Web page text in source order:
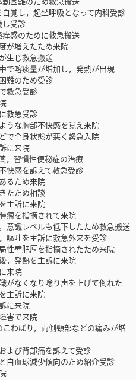
覚し，起坐呼吸となって内科受診
受診
感のために救急搬送
が増えたため来院
生じ救急搬送
喀痰量が増加し，発熱が出現
難のため受診
救急受診
救急受診
うな胸部不快感を覚え来院
で全身状態が悪く緊急入院
に来院
，習慣性便秘症の治療
快感を訴えて救急受診
るため来院
たため相談
主訴に来院
瘤を指摘されて来院
識レベルも低下したため救急搬送
嘔吐を主訴に救急外来を受診
壁肥厚を指摘されたため来院
，発熱を主訴に来院
来院
なくなり唸り声を上げて倒れた
主訴に来院
に来院
害で来院
わばり，両側頸部などの痛みが増
よび背部痛を訴えて受診
血球減少傾向のため紹介受診